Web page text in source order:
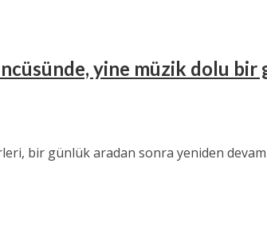
yine müzik dolu
bir günlük aradan sonra yeniden